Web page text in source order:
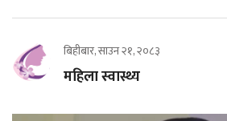
बिहीबार, साउन २१, २०८३
महिला स्वास्थ्य